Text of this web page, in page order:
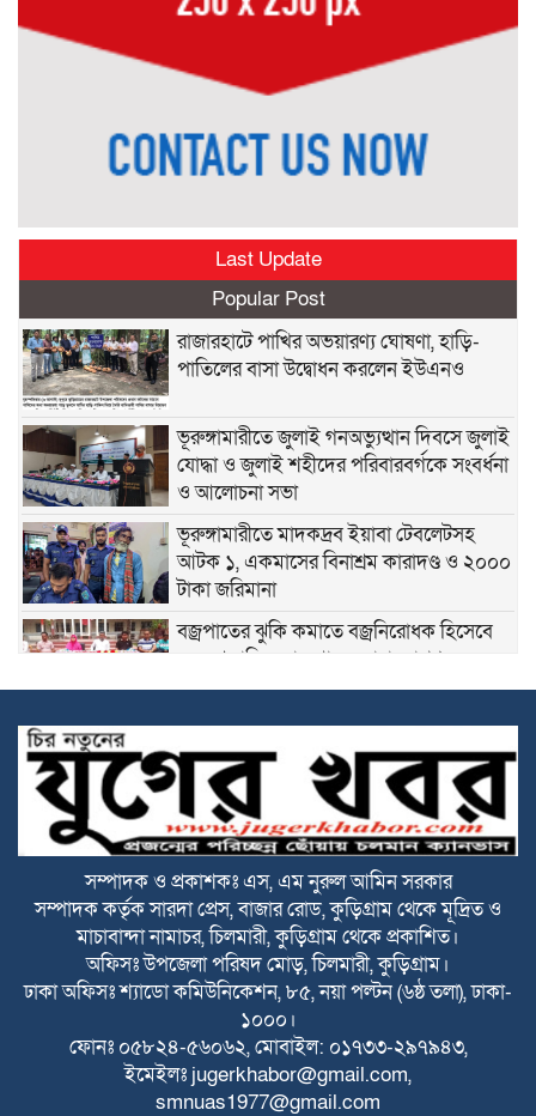
Last Update
Popular Post
রাজারহাটে পাখির অভয়ারণ্য ঘোষণা, হাড়ি-
পাতিলের বাসা উদ্বোধন করলেন ইউএনও
ভূরুঙ্গামারীতে জুলাই গনঅভ্যুত্থান দিবসে জুলাই
যোদ্ধা ও জুলাই শহীদের পরিবারবর্গকে সংবর্ধনা
ও আলোচনা সভা
ভূরুঙ্গামারীতে মাদকদ্রব ইয়াবা টেবলেটসহ
আটক ১, একমাসের বিনাশ্রম কারাদণ্ড ও ২০০০
টাকা জরিমানা
বজ্রপাতের ঝুকি কমাতে বজ্রনিরোধক হিসেবে
দেড় শতাধিক তাল গাছের চারা রোপণ
২০ আগস্ট রাষ্ট্রপতি নির্বাচন
ফ্যাসিবাদবিরোধী আন্দোলনে হত্যাকাণ্ডের বিচার
হবে স্বচ্ছ ও নিরপেক্ষ: প্রধানমন্ত্রী
রাজারহাটে শহীদ রাজিবের কবরে শুদ্ধা নিবেদন
করলেন উপজেলা প্রশাসন
বাঁশঝাড় থেকে বিপুল পরিমাণ ভারতীয় প্যান্টের
কাপড়,প্যান্টপিস ও ৬০ কেজি জিরা জব্দ
সম্পাদক ও প্রকাশকঃ এস, এম নুরুল আমিন সরকার
সম্পাদক কর্তৃক সারদা প্রেস, বাজার রোড, কুড়িগ্রাম থেকে মূদ্রিত ও
মাচাবান্দা নামাচর, চিলমারী, কুড়িগ্রাম থেকে প্রকাশিত।
অফিসঃ উপজেলা পরিষদ মোড়, চিলমারী, কুড়িগ্রাম।
ঢাকা অফিসঃ শ্যাডো কমিউনিকেশন, ৮৫, নয়া পল্টন (৬ষ্ঠ তলা), ঢাকা-
১০০০।
ফোনঃ ০৫৮২৪-৫৬০৬২, মোবাইল: ০১৭৩৩-২৯৭৯৪৩,
ইমেইলঃ jugerkhabor@gmail.com,
smnuas1977@gmail.com